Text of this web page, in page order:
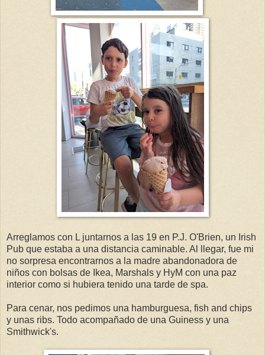
Arreglamos con L juntarnos a las 19 en P.J. O'Brien, un Irish
Pub que estaba a una distancia caminable. Al llegar, fue mi
no sorpresa encontrarnos a la madre abandonadora de
niños con bolsas de Ikea, Marshals y HyM con una paz
interior como si hubiera tenido una tarde de spa.
Para cenar, nos pedimos una hamburguesa, fish and chips
y unas ribs. Todo acompañado de una Guiness y una
Smithwick's.